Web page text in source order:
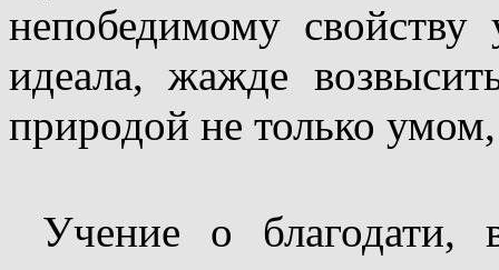
непобедимому
идеала, жажде
природой не только
Учение о благодати,